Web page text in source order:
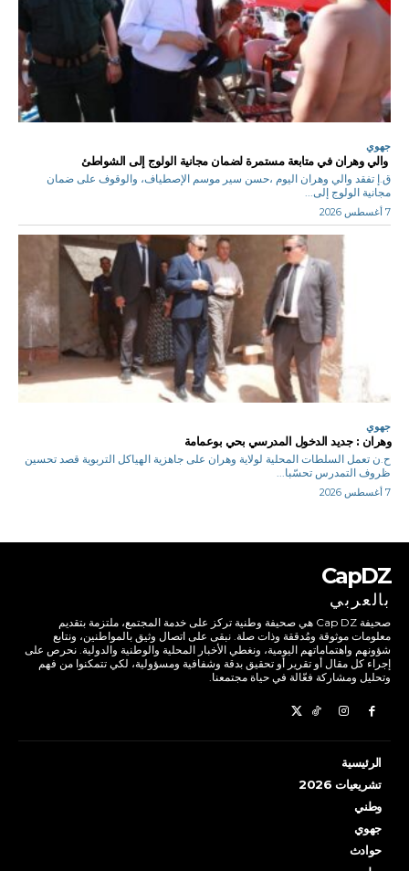
جهوي
والي وهران في متابعة مستمرة لضمان مجانية الولوج إلى الشواطئ
ق.إ تفقد والي وهران اليوم ،حسن سير موسم الإصطياف، والوقوف على ضمان
مجانية الولوج إلى...
7 أغسطس 2026
جهوي
وهران : جديد الدخول المدرسي بحي بوعمامة
ح.ن تعمل السلطات المحلية لولاية وهران على جاهزية الهياكل التربوية قصد تحسين
ظروف التمدرس تحسّبا...
7 أغسطس 2026
CapDZ
بالعربي
صحيفة Cap DZ هي صحيفة وطنية تركز على خدمة المجتمع، ملتزمة بتقديم
معلومات موثوقة ومُدققة وذات صلة. نبقى على اتصال وثيق بالمواطنين، ونتابع
شؤونهم واهتماماتهم اليومية، ونغطي الأخبار المحلية والوطنية والدولية. نحرص على
إجراء كل مقال أو تقرير أو تحقيق بدقة وشفافية ومسؤولية، لكي تتمكنوا من فهم
وتحليل ومشاركة فعّالة في حياة مجتمعنا.
الرئيسية
تشريعيات 2026
وطني
جهوي
حوادث